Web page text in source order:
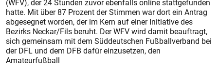
(WFV), der 24 Stunden zuvor ebenfalls online stattgefunden
hatte. Mit über 87 Prozent der Stimmen war dort ein Antrag
abgesegnet worden, der im Kern auf einer Initiative des
Bezirks Neckar/Fils beruht. Der WFV wird damit beauftragt,
sich gemeinsam mit dem Süddeutschen Fußballverband bei
der DFL und dem DFB dafür einzusetzen, den
Amateurfußball